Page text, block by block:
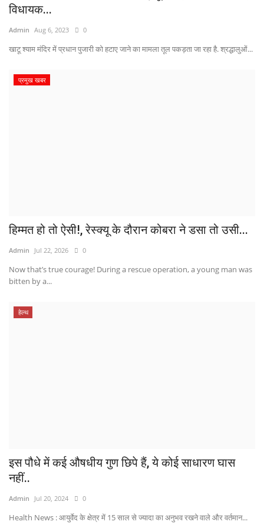
विधायक...
Admin Aug 6, 2023 0
खाटू श्याम मंदिर में प्रधान पुजारी को हटाए जाने का मामला तूल पकड़ता जा रहा है. श्रद्धालुओं...
प्रमुख खबर
हिम्मत हो तो ऐसी!, रेस्क्यू के दौरान कोबरा ने डसा तो उसी...
Admin Jul 22, 2026 0
Now that’s true courage! During a rescue operation, a young man was
bitten by a...
हेल्थ
इस पौधे में कई औषधीय गुण छिपे हैं, ये कोई साधारण घास
नहीं..
Admin Jul 20, 2024 0
Health News : आयुर्वेद के क्षेत्र में 15 साल से ज्यादा का अनुभव रखने वाले और वर्तमान...